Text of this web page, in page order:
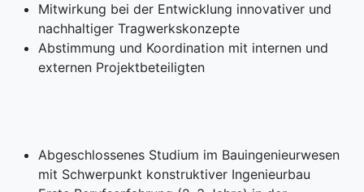
Mitwirkung bei der Entwicklung innovativer und
nachhaltiger Tragwerkskonzepte
Abstimmung und Koordination mit internen und
externen Projektbeteiligten
Abgeschlossenes Studium im Bauingenieurwesen
mit Schwerpunkt konstruktiver Ingenieurbau